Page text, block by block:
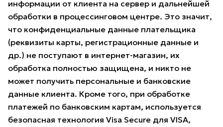
информации от клиента на сервер и дальнейшей
обработки в процессинговом центре. Это значит,
что конфиденциальные данные плательщика
(реквизиты карты, регистрационные данные и
др.) не поступают в интернет-магазин, их
обработка полностью защищена, и никто не
может получить персональные и банковские
данные клиента. Кроме того, при обработке
платежей по банковским картам, используется
безопасная технология Visa Secure для VISA,